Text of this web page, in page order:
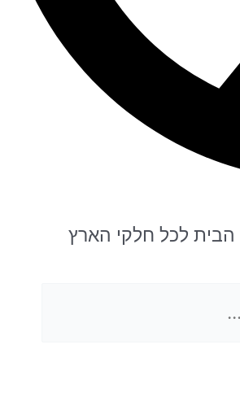
לכל חלקי הארץ